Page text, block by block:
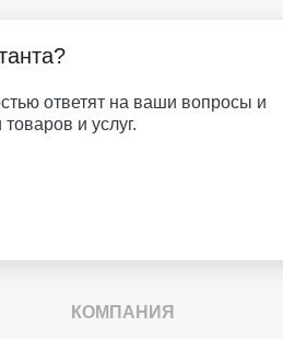
ответят на ваши вопросы и
и услуг.
КОМПАНИЯ